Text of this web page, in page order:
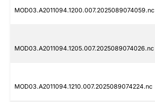
MOD03.A2011094.1200.007.2025089074059.nc
MOD03.A2011094.1205.007.2025089074026.nc
MOD03.A2011094.1210.007.2025089074224.nc